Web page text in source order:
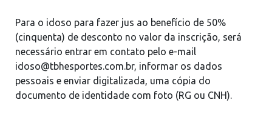
Para o idoso para fazer jus ao benefício de 50%
(cinquenta) de desconto no valor da inscrição, será
necessário entrar em contato pelo e-mail
idoso@tbhesportes.com.br, informar os dados
pessoais e enviar digitalizada, uma cópia do
documento de identidade com foto (RG ou CNH).